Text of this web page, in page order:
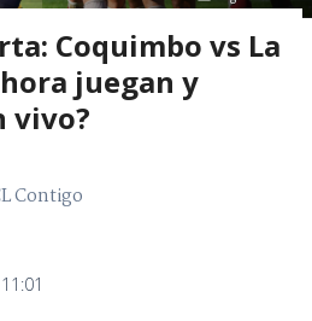
Coquimbo vs La
juegan y
vivo?
Contigo